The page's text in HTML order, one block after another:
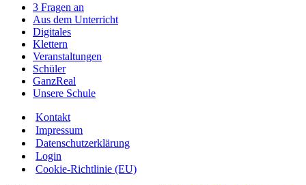
3 Fragen an
Aus dem Unterricht
Digitales
Klettern
Veranstaltungen
Schüler
GanzReal
Unsere Schule
Kontakt
Impressum
Datenschutzerklärung
Login
Cookie-Richtlinie (EU)